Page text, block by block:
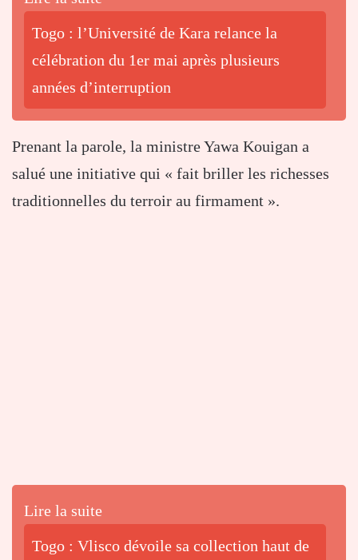
Togo : l’Université de Kara relance la
célébration du 1er mai après plusieurs
années d’interruption
Prenant la parole, la ministre Yawa Kouigan a
salué une initiative qui « fait briller les richesses
traditionnelles du terroir au firmament ».
Lire la suite
Togo : Vlisco dévoile sa collection haut de